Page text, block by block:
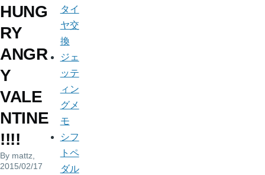
HUNG
RY
ANGR
Y
VALE
NTINE
!!!!
By mattz
2015/02/17
タイ
ヤ交
換
ジェ
ッテ
ィン
グメ
モ
シフ
トペ
ダル